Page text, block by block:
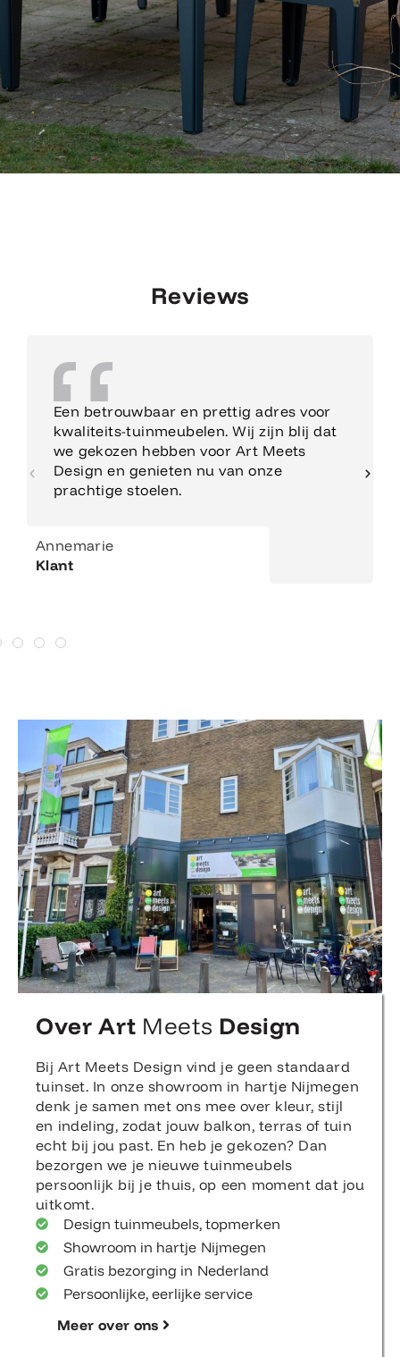
Reviews
Een betrouwbaar en prettig adres voor
kwaliteits-tuinmeubelen. Wij zijn blij dat
we gekozen hebben voor Art Meets
Design en genieten nu van onze
prachtige stoelen.
Annemarie
Klant
Over Art Meets Design
Bij Art Meets Design vind je geen standaard
tuinset. In onze showroom in hartje Nijmegen
denk je samen met ons mee over kleur, stijl
en indeling, zodat jouw balkon, terras of tuin
echt bij jou past. En heb je gekozen? Dan
bezorgen we je nieuwe tuinmeubels
persoonlijk bij je thuis, op een moment dat jou
uitkomt.
Design tuinmeubels, topmerken
Showroom in hartje Nijmegen
Gratis bezorging in Nederland
Persoonlijke, eerlijke service
Meer over ons